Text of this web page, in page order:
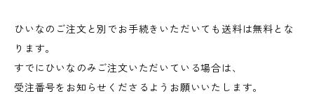
ひいなのご注文と別でお手続きいただいても送料は無料とな
ります。
すでにひいなのみご注文いただいている場合は、
受注番号をお知らせくださるようお願いいたします。